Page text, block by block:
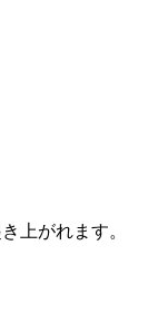
上がれます。